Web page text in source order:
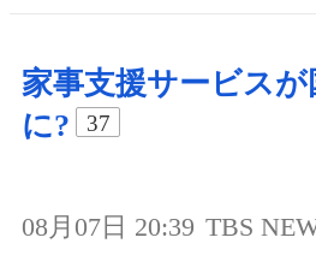
家事支援サービスが
に?
37
08月07日 20:39 TBS